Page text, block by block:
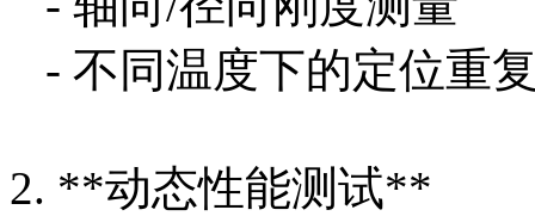
- 不同温度下的定位重
2. **动态性能测试**